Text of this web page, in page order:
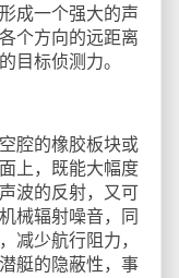
成一个强大的声
个方向的远距离
目标侦测力。
腔的橡胶板块或
上，既能大幅度
波的反射，又可
械辐射噪音，同
减少航行阻力，
艇的隐蔽性，事